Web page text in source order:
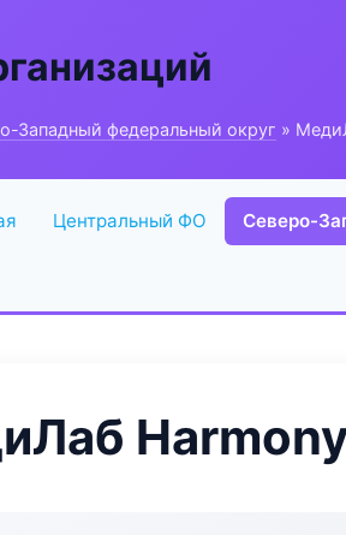
Западный федеральный округ »
Центральный ФО Северо-